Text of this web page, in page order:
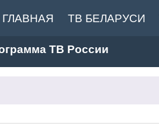
ГЛАВНАЯ ТВ БЕЛАРУСИ
ТВ России